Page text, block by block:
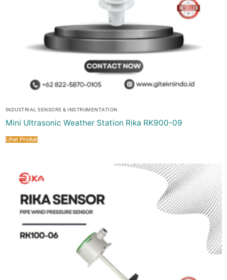
INDUSTRIAL SENSORS & INSTRUMENTATION
Mini Ultrasonic Weather Station Rika RK900-09
Lihat Produk